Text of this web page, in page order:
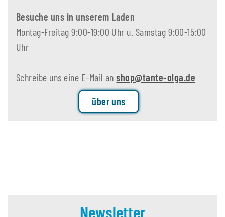
Besuche uns in unserem Laden
Montag-Freitag 9:00-19:00 Uhr u. Samstag 9:00-15:00
Uhr
Schreibe uns eine E-Mail anshop@tante-olga.de
über uns
Newsletter